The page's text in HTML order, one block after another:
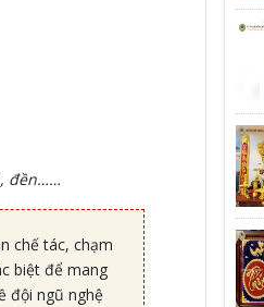
đền……
chế tác, chạm
biệt để mang
đội ngũ nghệ